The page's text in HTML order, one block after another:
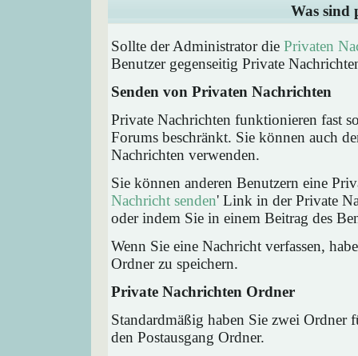
Was sind
Sollte der Administrator die Privaten
Benutzer gegenseitig Private
Senden von Privaten Nachrichten
Private Nachrichten funktionieren fast
Forums beschränkt. Sie können auch
Nachrichten verwenden.
Sie können anderen Benutzern eine
Nachricht senden' Link in der Private
oder indem Sie in einem Beitrag des
Wenn Sie eine Nachricht verfassen,
Ordner zu speichern.
Private Nachrichten Ordner
Standardmäßig haben Sie zwei Ordner
den Postausgang Ordner.